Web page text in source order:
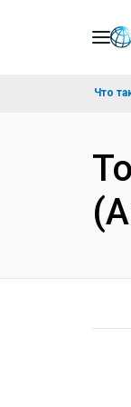
Что